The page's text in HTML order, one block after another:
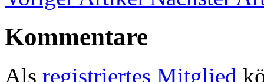
Kommentare
Als registriertes Mitglied